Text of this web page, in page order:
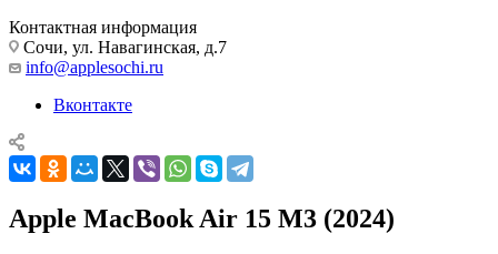
Контактная информация
Сочи, ул. Навагинская, д.7
info@applesochi.ru
Вконтакте
Apple MacBook Air 15 M3 (2024)